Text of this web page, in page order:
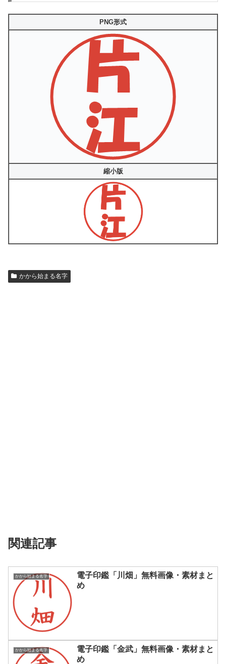
PNG形式
縮小版
かから始まる名字
関連記事
かから始まる名字
電子印鑑「川畑」無料画像・素材まと
め
かから始まる名字
電子印鑑「金武」無料画像・素材まと
め